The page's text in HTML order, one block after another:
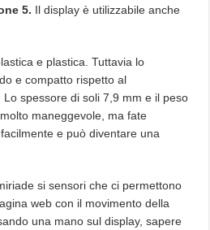
5. Il display è utilizzabile anche
e plastica. Tuttavia lo
e compatto rispetto al
spessore di soli 7,9 mm e il peso
maneggevole, ma fate
e può diventare una
si sensori che ci permettono
web con il movimento della
una mano sul display, sapere